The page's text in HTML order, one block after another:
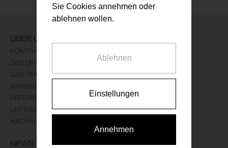
ÜBER UNS
KONTAKT
DAS UNTERNEHMEN
DAS TEAM
KARRIERE
REFERENZEN
UNTERNEHMENSLEITBILD
NACHHALTIGKEIT
NEWS
Sie Cookies annehmen oder
ablehnen wollen.
Ablehnen
Einstellungen
Annehmen